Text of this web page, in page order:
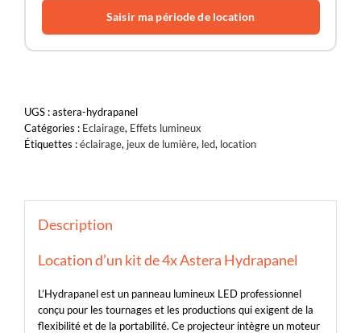
Saisir ma période de location
UGS :astera-hydrapanel
Catégories : Eclairage, Effets lumineux
Étiquettes :éclairage, jeux de lumière, led, location
Description
Location d’un kit de 4x Astera Hydrapanel
L’Hydrapanel est un panneau lumineux LED professionnel
conçu pour les tournages et les productions qui exigent de la
flexibilité et de la portabilité. Ce projecteur intègre un moteur